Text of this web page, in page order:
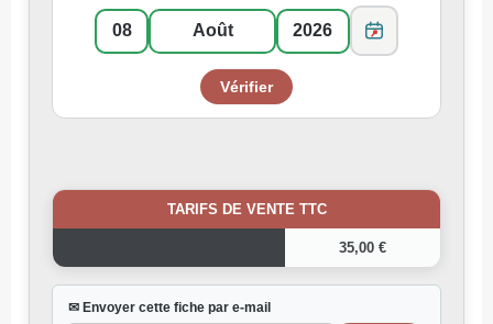
TARIFS DE VENTE TTC
35,00 €
✉ Envoyer cette fiche par e-mail